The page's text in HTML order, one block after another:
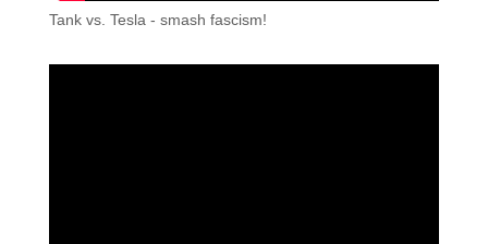
Tank vs. Tesla - smash fascism!